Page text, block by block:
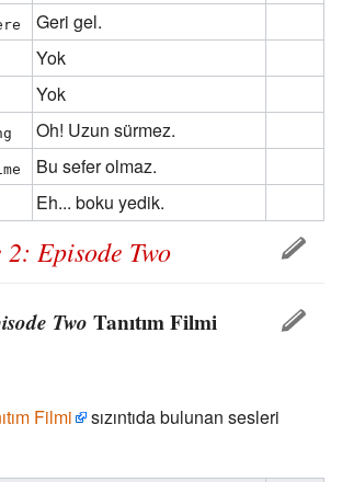
Geri gel.
Yok
Yok
Oh! Uzun sürmez.
Bu sefer olmaz.
Eh... boku yedik.
Episode Two
Two Tanıtım Filmi
Filmi
sızıntıda bulunan sesleri